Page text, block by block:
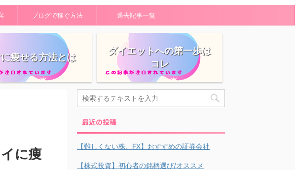
ブログで稼ぐ方法 過去記事一覧
痩せる方法とは
ダイエットへの第一歩は
コレ
に痩
最近の投稿
【難しくない株、FX】おすすめの証券会社
【株式投資】初心者の銘柄選び/オススメ